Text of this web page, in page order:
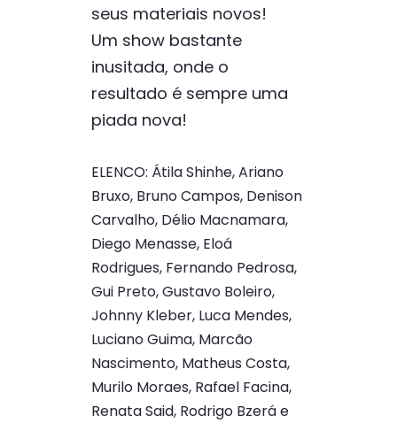
seus materiais novos!
Um show bastante
inusitada, onde o
resultado é sempre uma
piada nova!
ELENCO: Átila Shinhe, Ariano
Bruxo, Bruno Campos, Denison
Carvalho, Délio Macnamara,
Diego Menasse, Eloá
Rodrigues, Fernando Pedrosa,
Gui Preto, Gustavo Boleiro,
Johnny Kleber, Luca Mendes,
Luciano Guima, Marcão
Nascimento, Matheus Costa,
Murilo Moraes, Rafael Facina,
Renata Said, Rodrigo Bzerá e